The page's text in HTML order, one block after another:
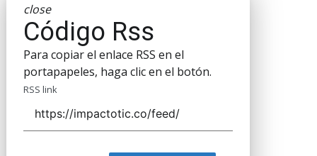
close
Código Rss
Para copiar el enlace RSS en el
portapapeles, haga clic en el botón.
RSS link